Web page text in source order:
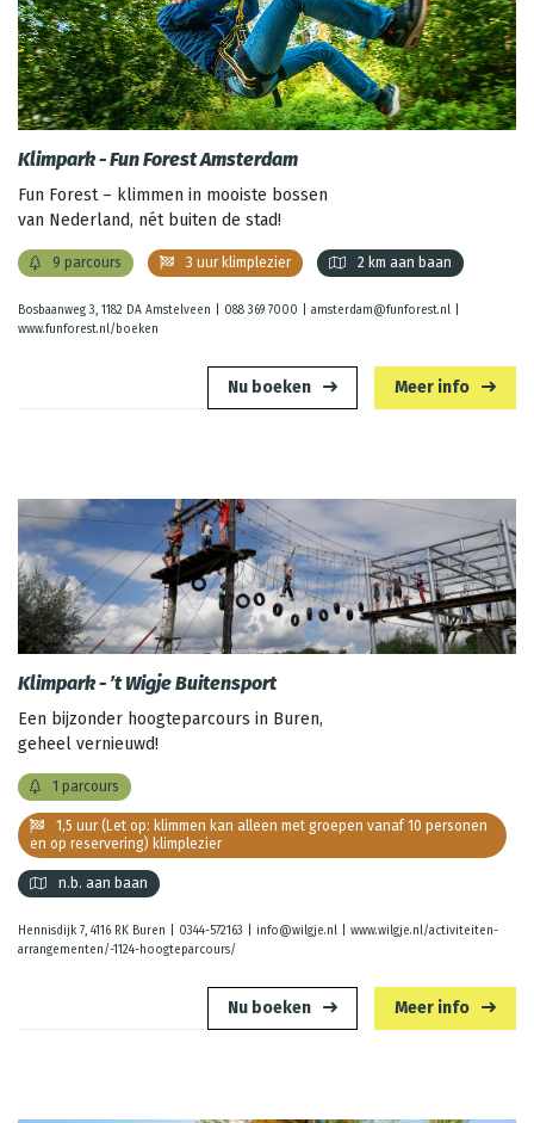
Klimpark - Fun Forest Amsterdam
Fun Forest – klimmen in mooiste bossen
van Nederland, nét buiten de stad!
9 parcours 3 uur klimplezier 2 km aan baan
Bosbaanweg 3, 1182 DA Amstelveen | 088 369 7000 amsterdam@funforest.nl
www.funforest.nl/boeken
Nu boeken Meer info
Klimpark - ’t Wigje Buitensport
Een bijzonder hoogteparcours in Buren,
geheel vernieuwd!
1 parcours
1,5 uur (Let op: klimmen kan alleen met groepen vanaf 10 personen
en op reservering) klimplezier
n.b. aan baan
Hennisdijk 7, 4116 RK Buren | 0344-572163 info@wilgje.nl
www.wilgje.nl/activiteiten-
arrangementen/-1124-hoogteparcours/
Nu boeken Meer info